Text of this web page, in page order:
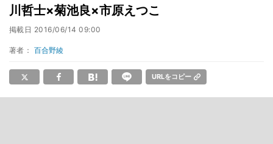
川哲士×菊池良×市原えつこ
掲載日 2016/06/14 09:00
著者： 百合野綾
URLをコピー